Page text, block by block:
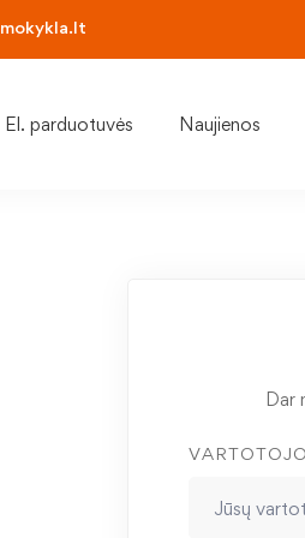
El. parduotuvės Naujienos
Dar